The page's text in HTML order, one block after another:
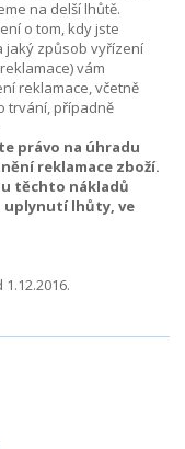
na delší lhůtě.
o tom, kdy jste
jaký způsob vyřízení
vám
reklamace, včetně
trvání, případně
právo na úhradu
reklamace zboží.
těchto nákladů
uplynutí lhůty, ve